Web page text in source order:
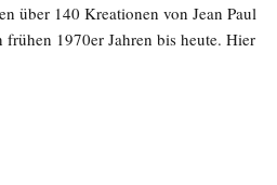
über 140 Kreationen von Jean Paul
1970er Jahren bis heute. Hier